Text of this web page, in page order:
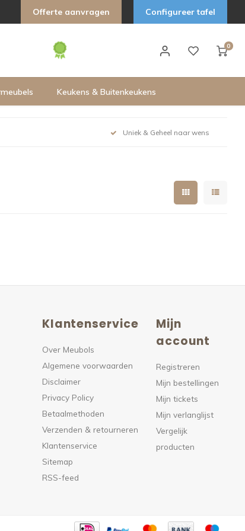
Offerte aanvragen Configureer tafel
0
Keukens & Buitenkeukens
Uniek & Geheel naar wens
Klantenservice
Over Meubols
Algemene voorwaarden
Disclaimer
Privacy Policy
Betaalmethoden
Verzenden & retourneren
Klantenservice
Sitemap
RSS-feed
Mijn
account
Registreren
Mijn bestellingen
Mijn tickets
Mijn verlanglijst
Vergelijk
producten